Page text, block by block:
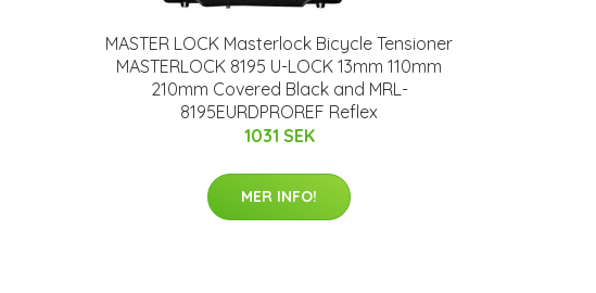
MASTER LOCK Masterlock Bicycle Tensioner
MASTERLOCK 8195 U-LOCK 13mm 110mm
210mm Covered Black and MRL-
8195EURDPROREF Reflex
1031 SEK
MER INFO!